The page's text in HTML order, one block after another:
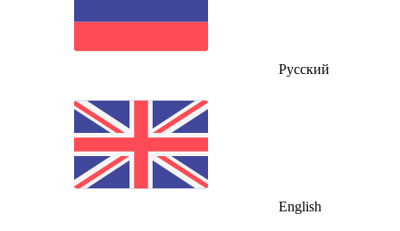
Русский
English